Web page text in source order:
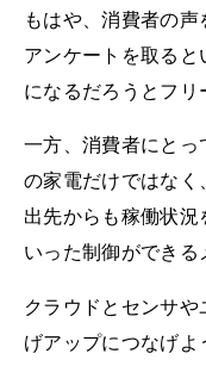
もはや、消費者の
アンケートを取る
になるだろうとフリ
一方、消費者にとっ
の家電だけではなく
出先からも稼働状況
いった制御ができる
クラウドとセンサ
げアップにつなげ